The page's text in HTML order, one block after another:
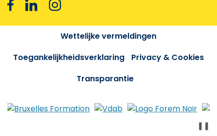
Wettelijke vermeldingen
Toegankelijkheidsverklaring
Privacy & Cookies
Transparantie
❚❚